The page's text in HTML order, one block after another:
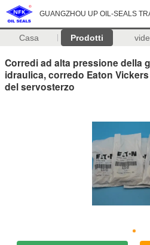
GUANGZHOU UP OIL-SEALS
Casa Prodotti
Corredi ad alta pressione della
idraulica, corredo Eaton
del servosterzo